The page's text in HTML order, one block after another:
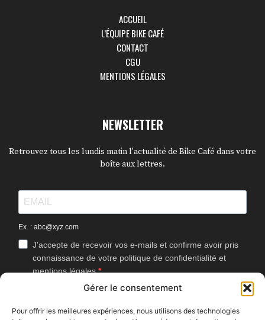
Gérer le consentement
Pour offrir les meilleures expériences, nous utilisons des technologies
ACCUEIL
L’ÉQUIPE BIKE CAFÉ
CONTACT
CGU
MENTIONS LÉGALES
NEWSLETTER
Retrouvez tous les lundis matin l'actualité de Bike Café dans votre
boîte aux lettres.
Ex. : abc@xyz.com
J'accepte de recevoir vos e-mails et confirme avoir pris
connaissance de votre politique de confidentialité et
mentions légales.
Vous pouvez vous désinscrire à tout moment en cliquant sur le lien